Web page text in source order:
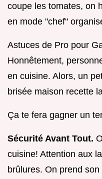
coupe les tomates, on
en mode "chef"
Astuces de Pro pour
Honnêtement,
en cuisine. Alors, un
brisée maison recette
Ça te fera gagner un
Sécurité Avant Tout.
cuisine! Attention aux
brûlures. On prend